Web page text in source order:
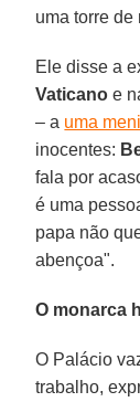
uma torre de
Ele disse a
Vaticano e
– a uma
inocentes:
fala por
é uma
papa não
abençoa".
O monarca
O Palácio
trabalho,